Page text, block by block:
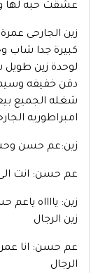
عشقت حبه لها
كبيرة جدا شاب
لوحدة زين
دقن خفيفه
شغله الجميع
امبراطوريه
زين:عم حسن
عم حسن: انت الى
زين: يااااه
زين الرجال
عم حسن: انا
الرجال